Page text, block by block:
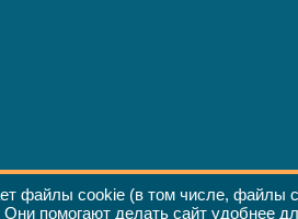
файлы cookie (в том числе, файлы
Они помогают делать сайт удобнее